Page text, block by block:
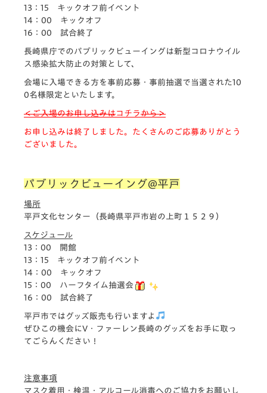
13：15 キックオフ前イベント
14：00 キックオフ
16：00 試合終了
長崎県庁でのパブリックビューイングは新型コロナウイル
ス感染拡大防止の対策として、
会場に入場できる方を事前応募・事前抽選で当選された10
0名様限定といたします。
＜ご入場のお申し込みはコチラから＞
お申し込みは終了しました。たくさんのご応募ありがとう
ございました。
パブリックビューイング@平戸
場所
平戸文化センター（長崎県平戸市岩の上町１５２９）
スケジュール
13：00 開館
13：15 キックオフ前イベント
14：00 キックオフ
15：00 ハーフタイム抽選会
16：00 試合終了
平戸市ではグッズ販売も行いますよ
ぜひこの機会にV・ファーレン長崎のグッズをお手に取っ
てごらんください！
注意事項
マスク着用・検温・アルコール消毒へのご協力をお願いし